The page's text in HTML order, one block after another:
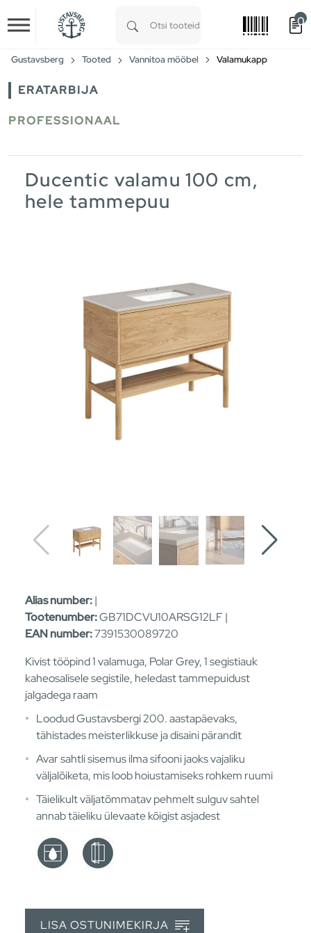
Skip to main content
0
Gustavsberg Tooted Vannitoa mööbel Valamukapp
ERATARBIJA
PROFESSIONAAL
Ducentic valamu 100 cm,
hele tammepuu
Alias number:|
Tootenumber:GB71DCVU10ARSG12LF |
EAN number:7391530089720
Kivist tööpind 1 valamuga, Polar Grey, 1 segistiauk
kaheosalisele segistile, heledast tammepuidust
jalgadega raam
Loodud Gustavsbergi 200. aastapäevaks,
tähistades meisterlikkuse ja disaini pärandit
Avar sahtli sisemus ilma sifooni jaoks vajaliku
väljalõiketa, mis loob hoiustamiseks rohkem ruumi
Täielikult väljatõmmatav pehmelt sulguv sahtel
annab täieliku ülevaate kõigist asjadest
LISA OSTUNIMEKIRJA